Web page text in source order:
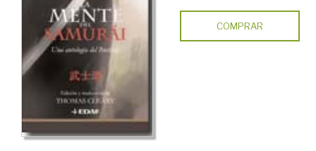
COMPRAR